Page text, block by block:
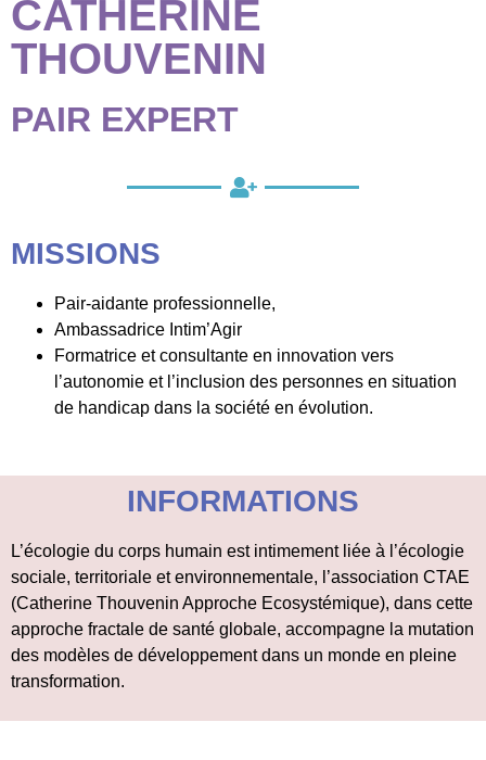
CATHERINE
THOUVENIN
PAIR EXPERT
MISSIONS
Pair-aidante professionnelle,
Ambassadrice Intim’Agir
Formatrice et consultante en innovation vers
l’autonomie et l’inclusion des personnes en situation
de handicap dans la société en évolution.
INFORMATIONS
L’écologie du corps humain est intimement liée à l’écologie
sociale, territoriale et environnementale, l’association CTAE
(Catherine Thouvenin Approche Ecosystémique), dans cette
approche fractale de santé globale, accompagne la mutation
des modèles de développement dans un monde en pleine
transformation.